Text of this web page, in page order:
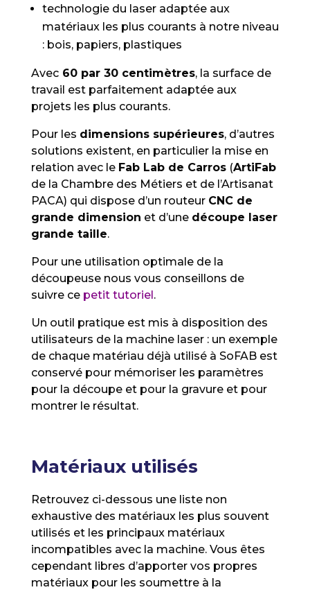
technologie du laser adaptée aux
matériaux les plus courants à notre niveau
: bois, papiers, plastiques
Avec60 par 30 centimètres, la surface de
travail est parfaitement adaptée aux
projets les plus courants.
Pour les dimensions supérieures, d’autres
solutions existent, en particulier la mise en
relation avec le Fab Lab de Carros(ArtiFab
de la Chambre des Métiers et de l’Artisanat
PACA) qui dispose d’un routeur CNC de
grande dimension et d’une découpe laser
grande taille.
Pour une utilisation optimale de la
découpeuse nous vous conseillons de
suivre ce petit tutoriel.
Un outil pratique est mis à disposition des
utilisateurs de la machine laser : un exemple
de chaque matériau déjà utilisé à SoFAB est
conservé pour mémoriser les paramètres
pour la découpe et pour la gravure et pour
montrer le résultat.
Matériaux utilisés
Retrouvez ci-dessous une liste non
exhaustive des matériaux les plus souvent
utilisés et les principaux matériaux
incompatibles avec la machine. Vous êtes
cependant libres d’apporter vos propres
matériaux pour les soumettre à la